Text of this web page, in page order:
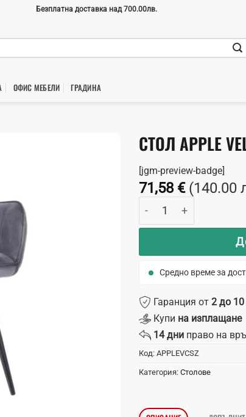
Безплатна доставка над 700.00лв.
ОФИС МЕБЕЛИ ГРАДИНA
СТОЛ APPLE
[jgm-preview-badge]
71,58 € (140.00
Средно време за
Гаранция от 2 до 10
Купи на изплащане
14 дни право на
Код: APPLEVCSZ
Категория: Столове